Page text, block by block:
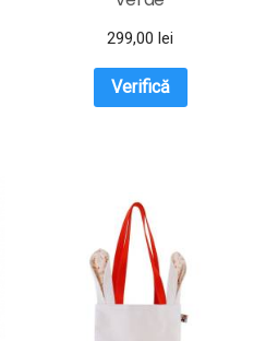
299,00lei
Verifică